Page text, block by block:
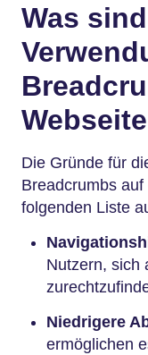
Was
Die Gründe für
Breadcrumbs
folgenden Liste
Nutzern, sich
Niedrigere
ermöglichen